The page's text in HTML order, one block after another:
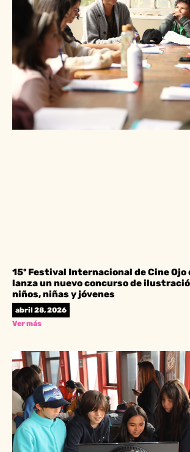
15º Festival Internacional de Cine Ojo
lanza un nuevo concurso de
niños, niñas y jóvenes
abril 28, 2026
Ver más